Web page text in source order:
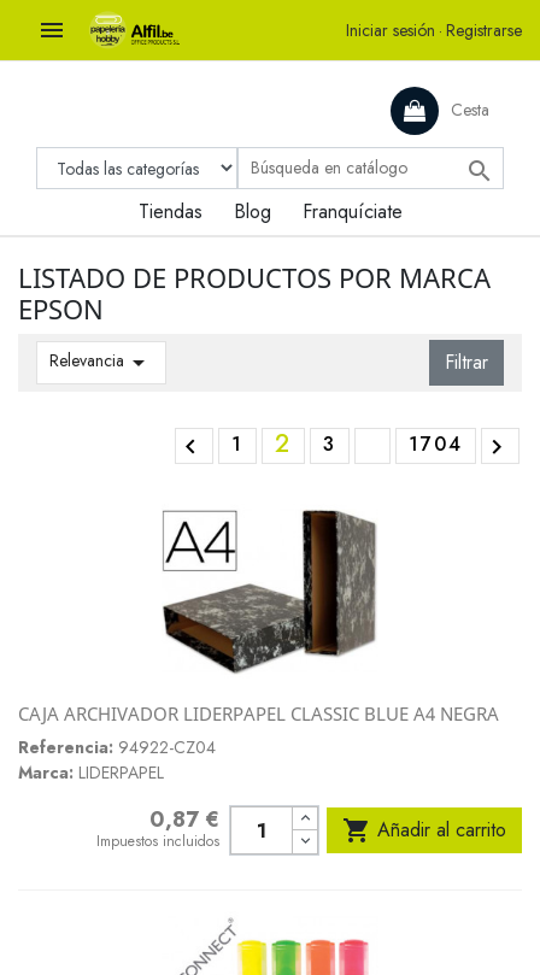
 Iniciar sesión · Registrarse
Cesta

Tiendas Blog Franquíciate
LISTADO DE PRODUCTOS POR MARCA
EPSON
Relevancia  Filtrar
 1 2 3 1704 
CAJA ARCHIVADOR LIDERPAPEL CLASSIC BLUE A4 NEGRA
Referencia: 94922-CZ04
Marca: LIDERPAPEL
0,87 €
Impuestos incluidos  Añadir al carrito